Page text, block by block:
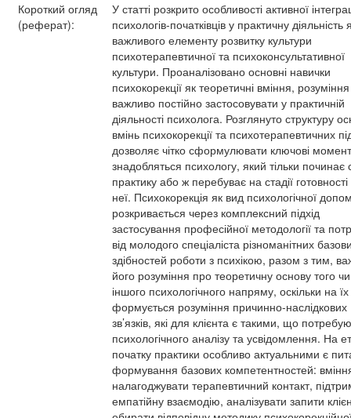
Короткий огляд
(реферат):
У статті розкрито особливості активної
психологів-початківців у практичну діяльність
важливого елементу розвитку культури
психотерапевтичної та психоконсультативної
культури. Проаналізовано основні навички
психокорекції як теоретичні вміння,
важливо постійно застосовувати у практичній
діяльності психолога. Розглянуто структуру
вмінь психокорекції та психотерапевтичних
дозволяє чітко сформулювати ключові
знадобляться психологу, який тільки починає
практику або ж перебуває на стадії
неї. Психокорекція як вид психологічної
розкривається через комплексний підхід
застосування професійної методології та
від молодого спеціаліста різноманітних
здібностей роботи з психікою, разом з тим,
його розуміння про теоретичну основу того чи
іншого психологічного напряму, оскільки на їх
формується розуміння причинно-наслідкових
зв’язків, які для клієнта є такими, що
психологічного аналізу та усвідомлення. На
початку практики особливо актуальними є
формування базових компетентностей:
налагоджувати терапевтичний контакт,
емпатійну взаємодію, аналізувати запити